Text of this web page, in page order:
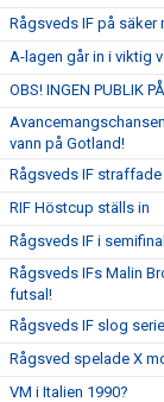
Rågsveds IF på säker
A-lagen går in i viktig
OBS! INGEN PUBLIK
vann på Gotland!
Rågsveds IF straffade
RIF Höstcup ställs in
Rågsveds IF i
Rågsveds IFs Malin
futsal!
Rågsveds IF slog
Rågsved spelade X
VM i Italien 1990?